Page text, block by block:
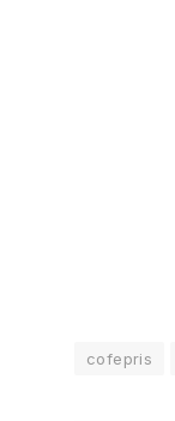
cofepris